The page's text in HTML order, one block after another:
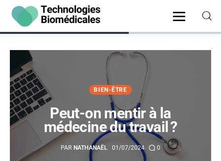
Vie Pratique
Psychologie
Bien-être
BIEN-ÊTRE
Peut-on mentir à la
médecine du travail ?
PAR NATHANAËL 01/07/2024 0